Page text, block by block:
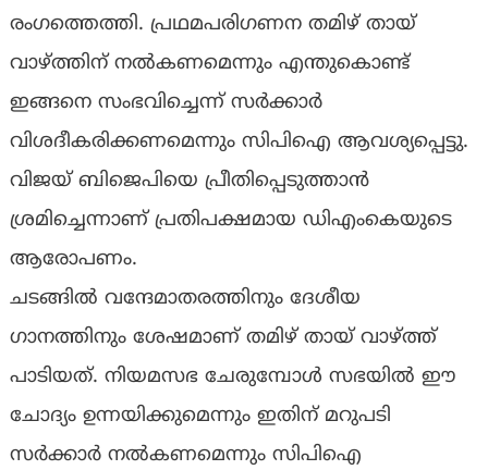
രംഗത്തെത്തി. പ്രഥമപരിഗണന തമിഴ് തായ്
വാഴ്ത്തിന് നൽകണമെന്നും എന്തുകൊണ്ട്
ഇങ്ങനെ സംഭവിച്ചെന്ന് സർക്കാർ
വിശദീകരിക്കണമെന്നും സിപിഐ ആവശ്യപ്പെട്ടു.
വിജയ് ബിജെപിയെ പ്രീതിപ്പെടുത്താൻ
ശ്രമിച്ചെന്നാണ് പ്രതിപക്ഷമായ ഡിഎംകെയുടെ
ആരോപണം.
ചടങ്ങിൽ വന്ദേമാതരത്തിനും ദേശീയ
ഗാനത്തിനും ശേഷമാണ് തമിഴ് തായ് വാഴ്ത്ത്
പാടിയത്. നിയമസഭ ചേരുമ്പോൾ സഭയിൽ ഈ
ചോദ്യം ഉന്നയിക്കുമെന്നും ഇതിന് മറുപടി
സർക്കാർ നൽകണമെന്നും സിപിഐ